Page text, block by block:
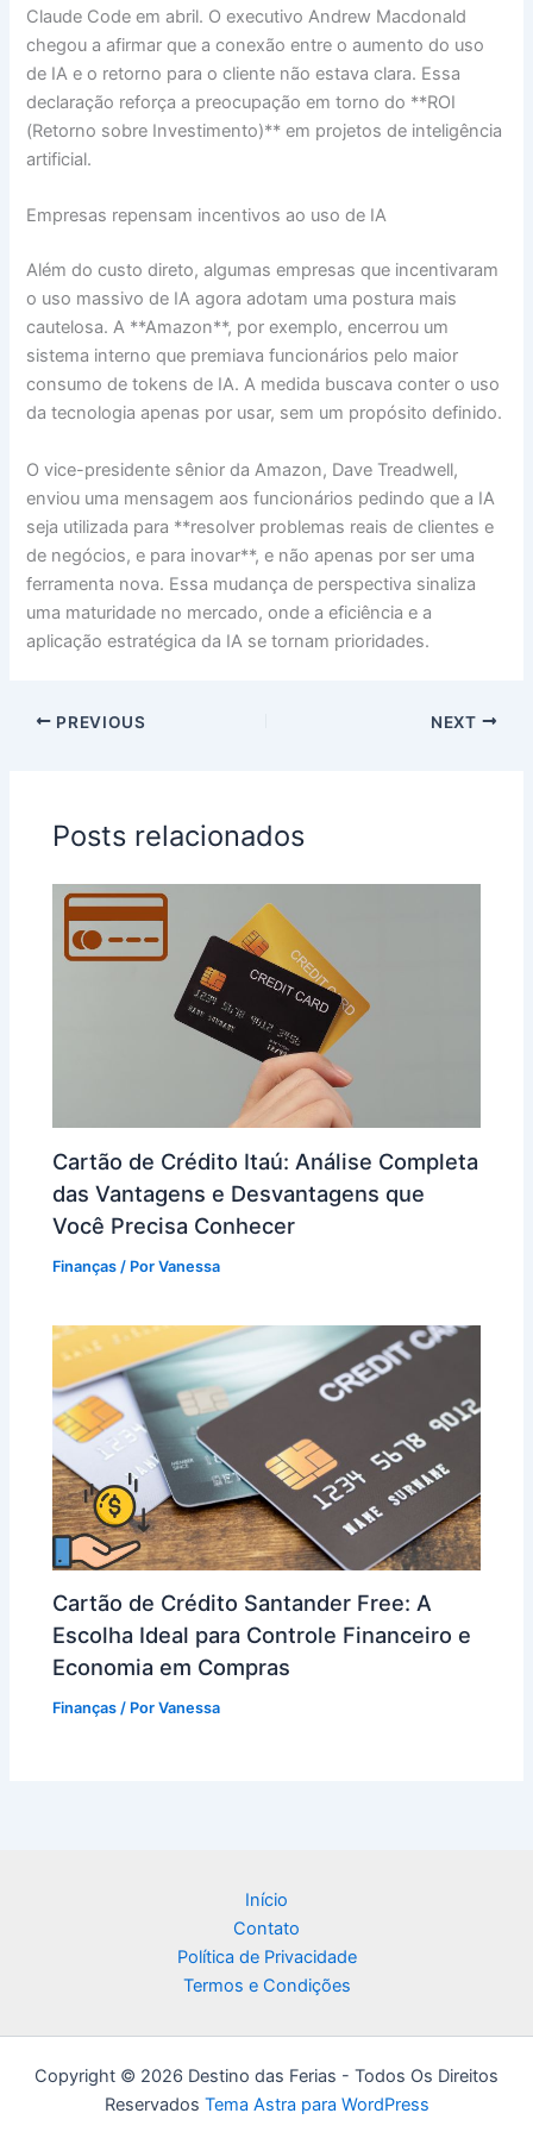
Claude Code em abril. O executivo Andrew Macdonald
chegou a afirmar que a conexão entre o aumento do uso
de IA e o retorno para o cliente não estava clara. Essa
declaração reforça a preocupação em torno do **ROI
(Retorno sobre Investimento)** em projetos de inteligência
artificial.
Empresas repensam incentivos ao uso de IA
Além do custo direto, algumas empresas que incentivaram
o uso massivo de IA agora adotam uma postura mais
cautelosa. A **Amazon**, por exemplo, encerrou um
sistema interno que premiava funcionários pelo maior
consumo de tokens de IA. A medida buscava conter o uso
da tecnologia apenas por usar, sem um propósito definido.
O vice-presidente sênior da Amazon, Dave Treadwell,
enviou uma mensagem aos funcionários pedindo que a IA
seja utilizada para **resolver problemas reais de clientes e
de negócios, e para inovar**, e não apenas por ser uma
ferramenta nova. Essa mudança de perspectiva sinaliza
uma maturidade no mercado, onde a eficiência e a
aplicação estratégica da IA se tornam prioridades.
PREVIOUS NEXT
Posts relacionados
Cartão de Crédito Itaú: Análise Completa
das Vantagens e Desvantagens que
Você Precisa Conhecer
Finanças / PorVanessa
Cartão de Crédito Santander Free: A
Escolha Ideal para Controle Financeiro e
Economia em Compras
Finanças / PorVanessa
Início
Contato
Política de Privacidade
Termos e Condições
Copyright © 2026 Destino das Ferias - Todos Os Direitos
Reservados Tema Astra para WordPress